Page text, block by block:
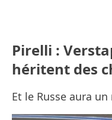
Pirelli :
héritent des
Et le Russe aura